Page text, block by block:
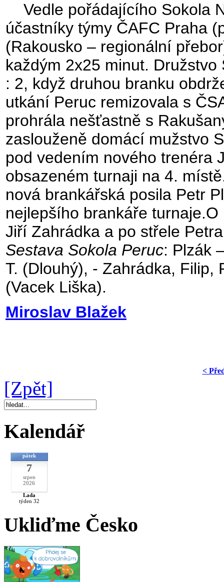
Vedle pořádajícího Sokola
účastníky týmy ČAFC Praha
(Rakousko – regionální
každým 2x25 minut.
: 2, když druhou branku
utkání Peruc remizovala s
prohrála nešťastně s
zaslouženě domácí mužstvo
pod vedením nového trenéra
obsazeném turnaji na 4.
nová brankářská posila Petr
nejlepšího brankáře
Jiří Zahrádka a po střele
Sestava Sokola Peruc: Plzák
T. (Dlouhý), - Zahrádka, Filip,
(Vacek Liška).
Miroslav Blažek
<
[Zpět]
Kalendář
pátek
7
srpen
2026
Lada
týden 32
Ukliďme Česko